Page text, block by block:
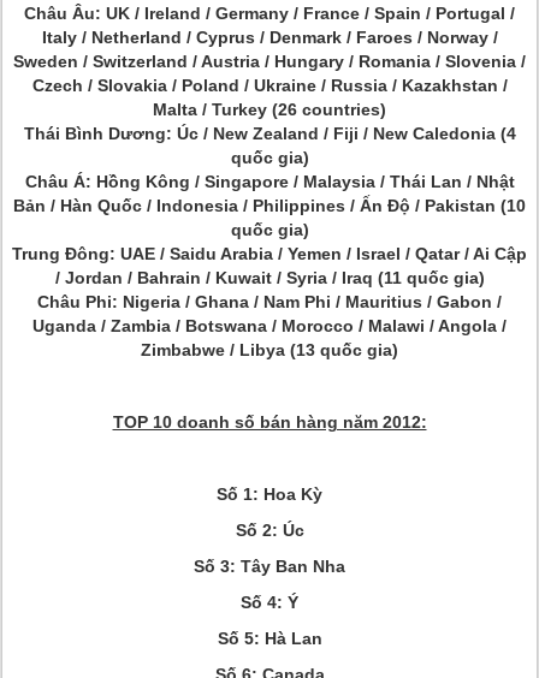
Châu Âu: UK / Ireland / Germany / France / Spain / Portugal /
Italy / Netherland / Cyprus / Denmark / Faroes / Norway /
Sweden / Switzerland / Austria / Hungary / Romania / Slovenia /
Czech / Slovakia / Poland / Ukraine / Russia / Kazakhstan /
Malta / Turkey (26 countries)
Thái Bình Dương: Úc / New Zealand / Fiji / New Caledonia (4
quốc gia)
Châu Á: Hồng Kông / Singapore / Malaysia / Thái Lan / Nhật
Bản / Hàn Quốc / Indonesia / Philippines / Ấn Độ / Pakistan (10
quốc gia)
Trung Đông: UAE / Saidu Arabia / Yemen / Israel / Qatar / Ai Cập
/ Jordan / Bahrain / Kuwait / Syria / Iraq (11 quốc gia)
Châu Phi: Nigeria / Ghana / Nam Phi / Mauritius / Gabon /
Uganda / Zambia / Botswana / Morocco / Malawi / Angola /
Zimbabwe / Libya (13 quốc gia)
TOP 10 doanh số bán hàng năm 2012:
Số 1: Hoa Kỳ
Số 2: Úc
Số 3: Tây Ban Nha
Số 4: Ý
Số 5: Hà Lan